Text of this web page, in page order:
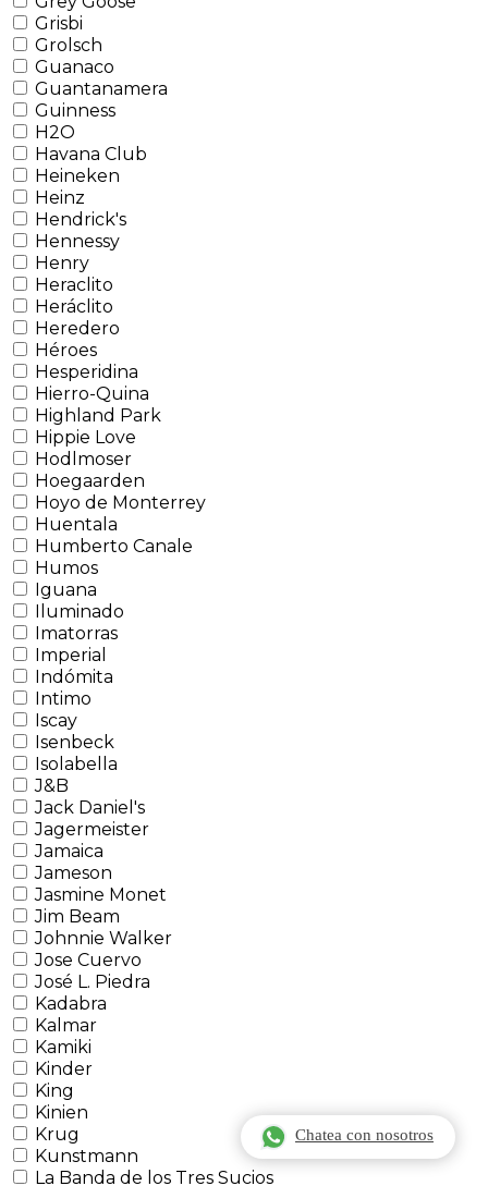
Chatea con nosotros
Grisbi
Grolsch
Guanaco
Guantanamera
Guinness
H2O
Havana Club
Heineken
Heinz
Hendrick's
Hennessy
Henry
Heraclito
Heráclito
Heredero
Héroes
Hesperidina
Hierro-Quina
Highland Park
Hippie Love
Hodlmoser
Hoegaarden
Hoyo de Monterrey
Huentala
Humberto Canale
Humos
Iguana
Iluminado
Imatorras
Imperial
Indómita
Intimo
Iscay
Isenbeck
Isolabella
J&B
Jack Daniel's
Jagermeister
Jamaica
Jameson
Jasmine Monet
Jim Beam
Johnnie Walker
Jose Cuervo
José L. Piedra
Kadabra
Kalmar
Kamiki
Kinder
King
Kinien
Krug
Kunstmann
La Banda de los Tres Sucios